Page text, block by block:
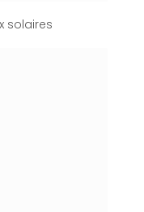
solaires